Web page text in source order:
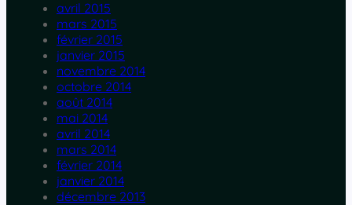
avril 2015
mars 2015
février 2015
janvier 2015
novembre 2014
octobre 2014
août 2014
mai 2014
avril 2014
mars 2014
février 2014
janvier 2014
décembre 2013